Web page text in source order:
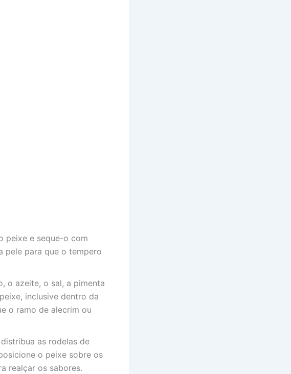
peixe e seque-o com
pele para que o tempero
o azeite, o sal, a pimenta
inclusive dentro da
o ramo de alecrim ou
as rodelas de
o peixe sobre os
realçar os sabores.